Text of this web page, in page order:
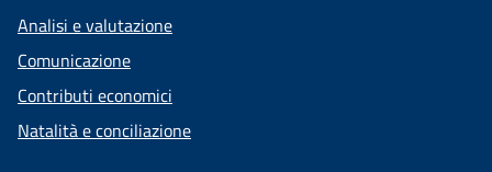
Analisi e valutazione
Comunicazione
Contributi economici
Natalità e conciliazione